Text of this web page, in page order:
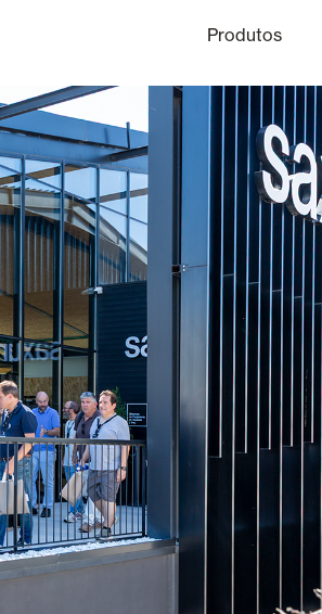
Produtos
Pérgulas
Alicantinas e Cortinas exteriores
Escritórios
Informação técnicaCanal Ético